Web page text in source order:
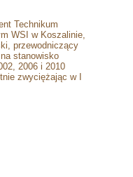
Technikum
WSI w Koszalinie,
przewodniczący
stanowisko
2006 i 2010
zwyciężając w I